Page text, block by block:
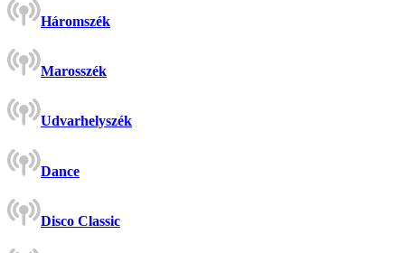
Háromszék
Marosszék
Udvarhelyszék
Dance
Disco Classic